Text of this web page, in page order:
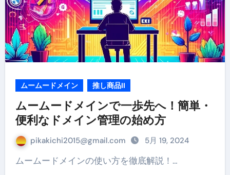
ムームードメイン 推し商品II
ムームードメインで一歩先へ！簡単・
便利なドメイン管理の始め方
pikakichi2015@gmail.com 5月 19, 2024
ムームードメインの使い方を徹底解説！…